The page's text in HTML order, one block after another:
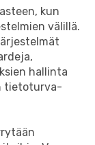
kun
välillä.
hallinta
tietoturva-